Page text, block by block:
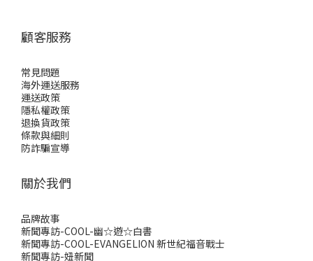
顧客服務
常見問題
海外運送服務
運送政策
隱私權政策
退換貨政策
條款與細則
防詐騙宣導
關於我們
品牌故事
新聞專訪-COOL-幽☆遊☆白書
新聞專訪-COOL-EVANGELION 新世紀福音戰士
新聞專訪-妞新聞